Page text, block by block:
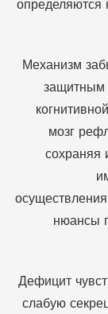
определяются
Механизм
защитным
мозг
сохраняя
нюансы
Дефицит
слабую